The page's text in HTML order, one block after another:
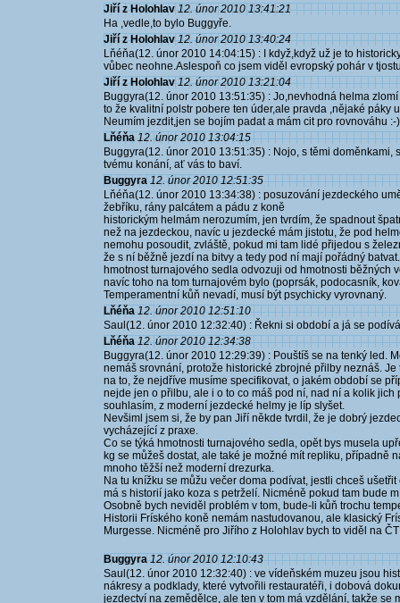
Jiří z Holohlav 12. únor 2010 13:41:21
Ha ,vedle,to bylo Buggyře.
Jiří z Holohlav 12. únor 2010 13:40:24
Lňéňa(12. únor 2010 14:04:15) : I když,když už je to
vůbec neohne.Aslespoň co jsem viděl evropský pohár v
Jiří z Holohlav 12. únor 2010 13:21:04
Buggyra(12. únor 2010 13:51:35) : Jo,nevhodná helma
to že kvalitní polstr pobere ten úder,ale pravda ,nějaké páky
Neumím jezdit,jen se bojím padat a mám cit pro rovnováhu :-)
Lňéňa 12. únor 2010 13:04:15
Buggyra(12. únor 2010 13:51:35) : Nojo, s těmi
tvému konání, ať vás to baví.
Buggyra 12. únor 2010 12:51:35
Lňéňa(12. únor 2010 13:34:38) : posuzování jezdeckého
žebříku, rány palcátem a pádu z koně
historickým helmám nerozumím, jen tvrdím, že spadnout
než na jezdeckou, navíc u jezdecké mám jistotu, že pod
nemohu posoudit, zvláště, pokud mi tam lidé přijedou s
že s ní běžně jezdí na bitvy a tedy pod ní mají pořádný
hmotnost turnajového sedla odvozuji od hmotnosti běžných
navíc toho na tom turnajovém bylo (poprsák, podocasník,
Temperamentní kůň nevadí, musí být psychicky vyrovnaný.
Lňéňa 12. únor 2010 12:51:10
Saul(12. únor 2010 12:32:40) : Řekni si období a já se
Lňéňa 12. únor 2010 12:34:38
Buggyra(12. únor 2010 12:29:39) : Pouštíš se na tenký led.
nemáš srovnání, protože historické zbrojné přilby neznáš.
na to, že nejdříve musíme specifikovat, o jakém období se
nejde jen o přilbu, ale i o to co máš pod ní, nad ní a kolik
souhlasím, z moderní jezdecké helmy je líp slyšet.
Nevšiml jsem si, že by pan Jiří někde tvrdil, že je dobrý
vycházející z praxe.
Co se týká hmotnosti turnajového sedla, opět bys musela
kg se můžeš dostat, ale také je možné mít repliku, případně
mnoho těžší než moderní drezurka.
Na tu knížku se můžu večer doma podívat, jestli chceš
má s historií jako koza s petrželí. Nicméně pokud tam bude
Osobně bych neviděl problém v tom, bude-li kůň trochu
Historii Fríského koně nemám nastudovanou, ale klasický
Murgesse. Nicméně pro Jiřího z Holohlav bych to viděl na
Buggyra 12. únor 2010 12:10:43
Saul(12. únor 2010 12:32:40) : ve vídeňském muzeu jsou
nákresy a podklady, které vytvořili restauratéři, i dobová
jezdectví na zemědělce, ale ten v tom má vzdělání, takže se